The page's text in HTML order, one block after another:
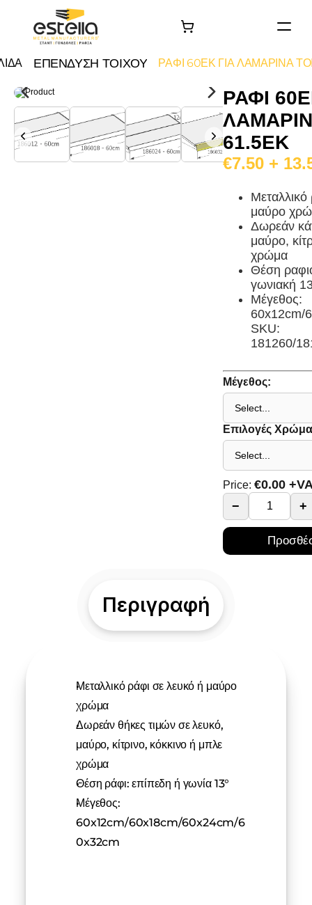
ΑΡΧΙΚΗ
ΤΑ ΕΡΓΑ ΜΑΣ
Σχετικά με εμάς
Επικοινωνία
ΕΠΕΝΔΥΣΗ ΤΟΙΧΟΥ ΡΑΦΙ 60ΕΚ ΓΙΑ ΛΑΜΑΡΙΝΑ
ΡΑΦΙ
61.5ΕΚ
€7.50 +
μαύρο
Δωρεάν
μαύρο,
χρώμα
Θέση
γωνιακή
Μέγεθος:
60x12cm/
SKU:
181260/
Μέγεθος:
Επιλογές
Price: €0.00
−
+
Περιγραφή
Μεταλλικό ράφι σε λευκό ή μαύρο
χρώμα
Δωρεάν θήκες τιμών σε λευκό,
μαύρο, κίτρινο, κόκκινο ή μπλε
χρώμα
Θέση ράφι: επίπεδη ή γωνία 13°
Μέγεθος:
60x12cm/60x18cm/60x24cm/6
0x32cm